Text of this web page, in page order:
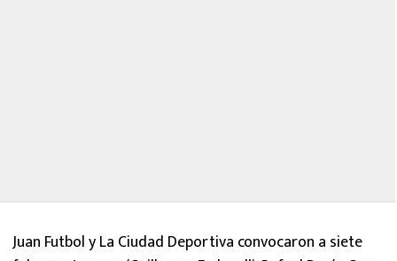
Juan Futbol y La Ciudad Deportiva convocaron a siete